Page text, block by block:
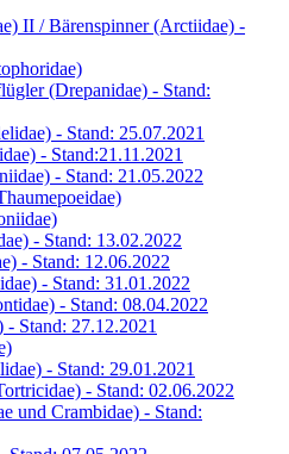
II / Bärenspinner (Arctiidae) -
(Drepanidae) - Stand:
- Stand: 25.07.2021
- Stand:21.11.2021
- Stand: 21.05.2022
- Stand: 13.02.2022
- Stand: 12.06.2022
- Stand: 31.01.2022
- Stand: 08.04.2022
Stand: 27.12.2021
- Stand: 29.01.2021
- Stand: 02.06.2022
und Crambidae) - Stand: